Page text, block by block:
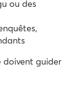
ou des
doivent guider